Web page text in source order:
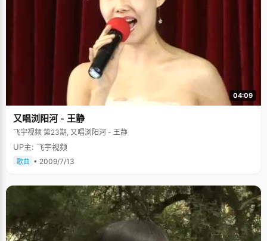
04:09
又唱浏阳河 - 王静
飞宇视频 第23期, 又唱浏阳河 - 王静
UP主: 飞宇视频
歌曲 • 2009/7/13